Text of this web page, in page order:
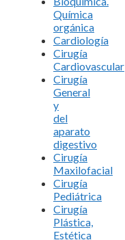
Química
orgánica
Cardiología
Cirugía
Cardiovascular
Cirugía
General
y
del
aparato
digestivo
Cirugía
Maxilofacial
Cirugía
Pediátrica
Cirugía
Plástica,
Estética